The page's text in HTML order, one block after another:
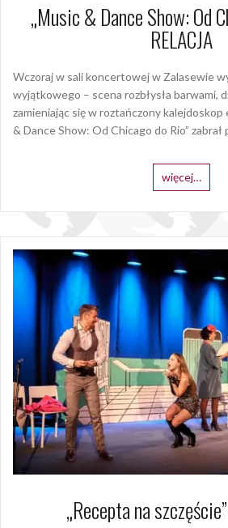
„Music & Dance Show: Od
RELACJA
Wczoraj w sali koncertowej w Zalasewie
wyjątkowego – scena rozbłysła barwami,
zamieniając się w roztańczony kalejdoskop
& Dance Show: Od Chicago do Rio” zabrał
więcej…
„Recepta na